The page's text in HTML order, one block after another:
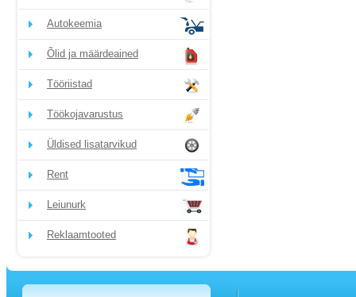
Autokeemia
Õlid ja määrdeained
Tööriistad
Töökojavarustus
Üldised lisatarvikud
Rent
Leiunurk
Reklaamtooted